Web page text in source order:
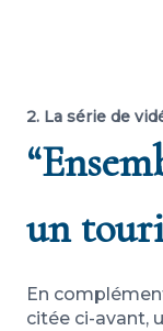
2. La série de
un
En
citée ci-avant,